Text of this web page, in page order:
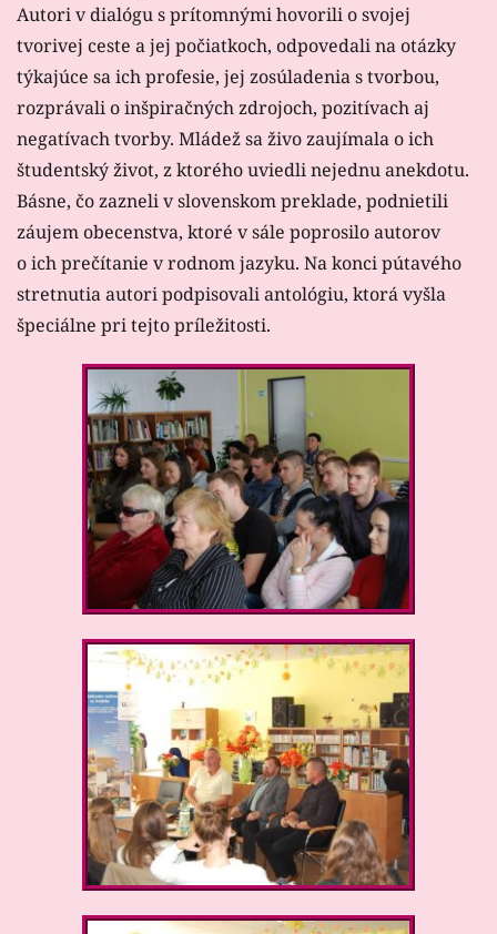
Autori v dialógu s prítomnými hovorili o svojej
tvorivej ceste a jej počiatkoch, odpovedali na otázky
týkajúce sa ich profesie, jej zosúladenia s tvorbou,
rozprávali o inšpiračných zdrojoch, pozitívach aj
negatívach tvorby. Mládež sa živo zaujímala o ich
študentský život, z ktorého uviedli nejednu anekdotu.
Básne, čo zazneli v slovenskom preklade, podnietili
záujem obecenstva, ktoré v sále poprosilo autorov
o ich prečítanie v rodnom jazyku. Na konci pútavého
stretnutia autori podpisovali antológiu, ktorá vyšla
špeciálne pri tejto príležitosti.